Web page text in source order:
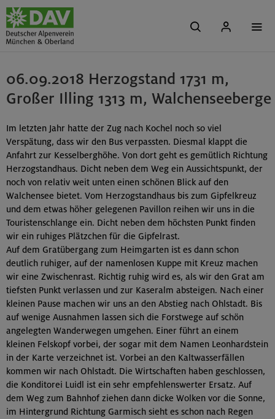
06.09.2018 Herzogstand 1731 m,
Großer Illing 1313 m, Walchenseeberge
Im letzten Jahr hatte der Zug nach Kochel noch so viel
Verspätung, dass wir den Bus verpassten. Diesmal klappt die
Anfahrt zur Kesselberghöhe. Von dort geht es gemütlich Richtung
Herzogstandhaus. Dicht neben dem Weg ein Aussichtspunkt, der
noch von relativ weit unten einen schönen Blick auf den
Walchensee bietet. Vom Herzogstandhaus bis zum Gipfelkreuz
und dem etwas höher gelegenen Pavillon reihen wir uns in die
Touristenschlange ein. Dicht neben dem höchsten Punkt finden
wir ein ruhiges Plätzchen für die Gipfelrast.
Auf dem Gratübergang zum Heimgarten ist es dann schon
deutlich ruhiger, auf der namenlosen Kuppe mit Kreuz machen
wir eine Zwischenrast. Richtig ruhig wird es, als wir den Grat am
tiefsten Punkt verlassen und zur Kaseralm absteigen. Nach einer
kleinen Pause machen wir uns an den Abstieg nach Ohlstadt. Bis
auf wenige Ausnahmen lassen sich die Forstwege auf schön
angelegten Wanderwegen umgehen. Einer führt an einem
kleinen Felskopf vorbei, der sogar mit dem Namen Leonhardstein
in der Karte verzeichnet ist. Vorbei an den Kaltwasserfällen
kommen wir nach Ohlstadt. Die Wirtschaften haben geschlossen,
die Konditorei Luidl ist ein sehr empfehlenswerter Ersatz. Auf
dem Weg zum Bahnhof ziehen dann dicke Wolken vor die Sonne,
im Hintergrund Richtung Garmisch sieht es schon nach Regen